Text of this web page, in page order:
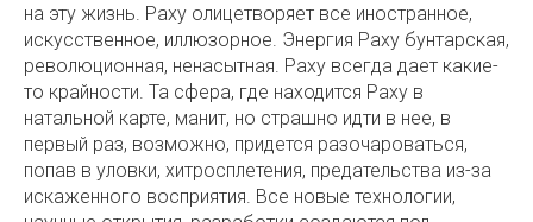
на эту жизнь. Раху олицетворяет все иностранное,
искусственное, иллюзорное. Энергия Раху бунтарская,
революционная, ненасытная. Раху всегда дает какие-
то крайности. Та сфера, где находится Раху в
натальной карте, манит, но страшно идти в нее, в
первый раз, возможно, придется разочароваться,
попав в уловки, хитросплетения, предательства из-за
искаженного восприятия. Все новые технологии,